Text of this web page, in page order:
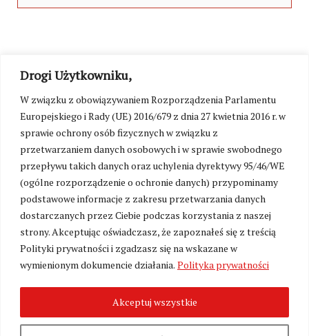
Drogi Użytkowniku,
W związku z obowiązywaniem Rozporządzenia Parlamentu
Europejskiego i Rady (UE) 2016/679 z dnia 27 kwietnia 2016 r. w
sprawie ochrony osób fizycznych w związku z
przetwarzaniem danych osobowych i w sprawie swobodnego
przepływu takich danych oraz uchylenia dyrektywy 95/46/WE
(ogólne rozporządzenie o ochronie danych) przypominamy
podstawowe informacje z zakresu przetwarzania danych
dostarczanych przez Ciebie podczas korzystania z naszej
strony. Akceptując oświadczasz, że zapoznałeś się z treścią
Polityki prywatności i zgadzasz się na wskazane w
wymienionym dokumencie działania. Polityka prywatności
Akceptuj wszystkie
Zmień ustawienia cookies
©Kresy24.pl2026. Wszelkie Prawa Zastrzeżone.O nas i Kontakt|